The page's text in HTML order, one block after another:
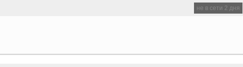
не в сети 2 дня